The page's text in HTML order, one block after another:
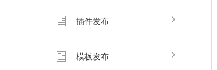
插件发布
模板发布